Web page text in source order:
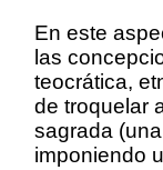
En este
las
teocrática,
de troquelar
sagrada
imponiendo